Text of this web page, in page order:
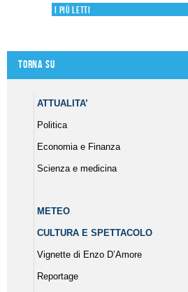
I più letti
Torna su
ATTUALITA’
Politica
Economia e Finanza
Scienza e medicina
METEO
CULTURA E SPETTACOLO
Vignette di Enzo D’Amore
Reportage